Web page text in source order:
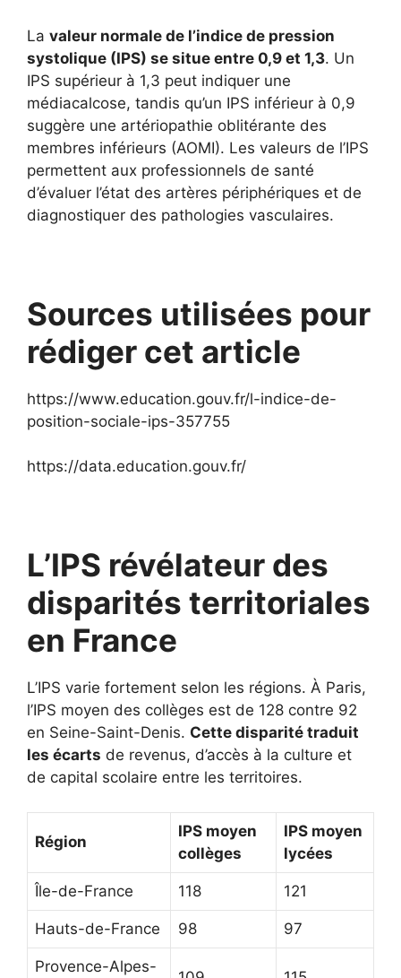
La valeur normale de l’indice de pression
systolique (IPS) se situe entre 0,9 et 1,3. Un
IPS supérieur à 1,3 peut indiquer une
médiacalcose, tandis qu’un IPS inférieur à 0,9
suggère une artériopathie oblitérante des
membres inférieurs (AOMI). Les valeurs de l’IPS
permettent aux professionnels de santé
d’évaluer l’état des artères périphériques et de
diagnostiquer des pathologies vasculaires.
Sources utilisées pour
rédiger cet article
https://www.education.gouv.fr/l-indice-de-
position-sociale-ips-357755
https://data.education.gouv.fr/
L’IPS révélateur des
disparités territoriales
en France
L’IPS varie fortement selon les régions. À Paris,
l’IPS moyen des collèges est de 128 contre 92
en Seine-Saint-Denis. Cette disparité traduit
les écarts de revenus, d’accès à la culture et
de capital scolaire entre les territoires.
Région
IPS moyen
collèges
IPS moyen
lycées
Île-de-France 118 121
Hauts-de-France 98 97
Provence-Alpes-